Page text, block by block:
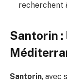
recherchent
Santorin :
Santorin, avec